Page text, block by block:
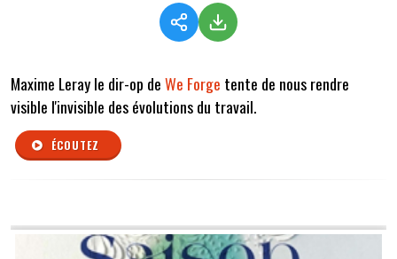
Maxime Leray le dir-op deWe Forge tente de nous rendre
visible l'invisible des évolutions du travail.
ÉCOUTEZ